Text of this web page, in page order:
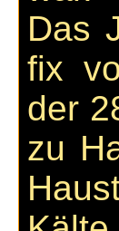
Das
fix
der
zu